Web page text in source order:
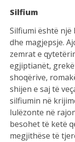
Silfium
Silfiumi është
dhe magjepsje.
zemrat e
egjiptianët,
shoqërive,
shijen e saj të
silfiumin në
lulëzonte në
besohet të ketë
megjithëse të